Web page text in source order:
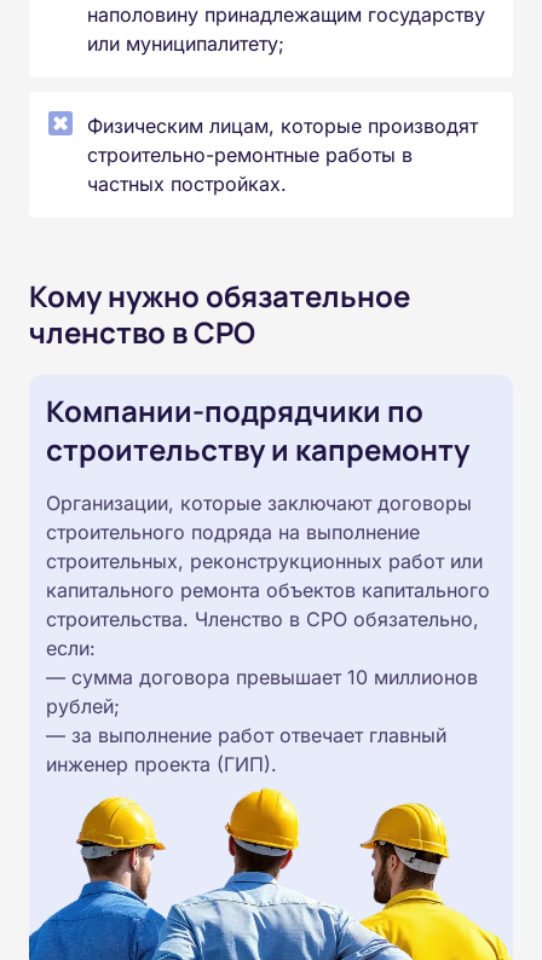
наполовину принадлежащим государству
или муниципалитету;
Физическим лицам, которые производят
строительно-ремонтные работы в
частных постройках.
Кому нужно обязательное
членство в СРО
Компании-подрядчики по
строительству и капремонту
Организации, которые заключают договоры
строительного подряда на выполнение
строительных, реконструкционных работ или
капитального ремонта объектов капитального
строительства. Членство в СРО обязательно,
если:
— сумма договора превышает 10 миллионов
рублей;
— за выполнение работ отвечает главный
инженер проекта (ГИП).